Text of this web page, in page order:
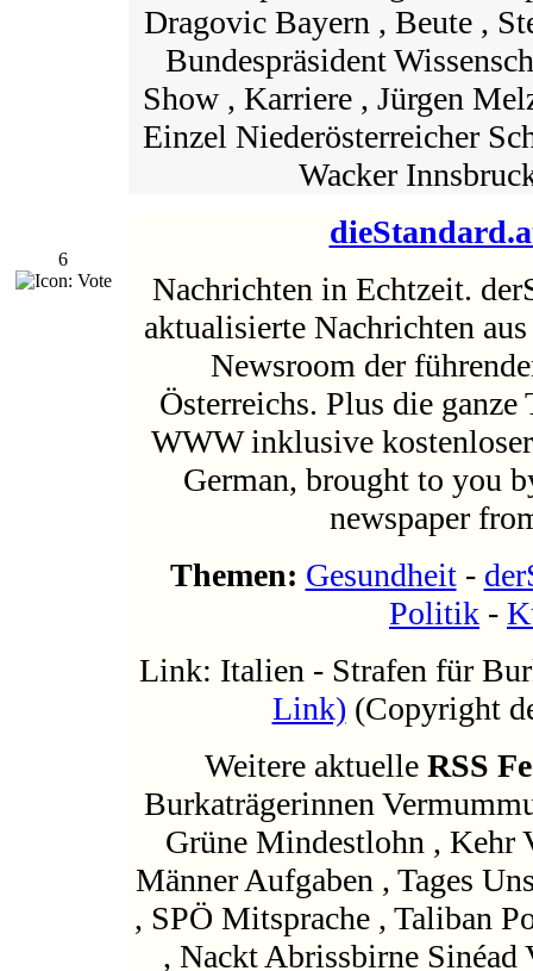
Dragovic Bayern , Beute ,
Bundespräsident
Show , Karriere , Jürgen
Einzel Niederösterreicher
Wacker
6
Nachrichten in Echtzeit.
aktualisierte Nachrichten
Newsroom der
Österreichs. Plus die
WWW inklusive
German, brought to you
newspaper
Themen: Gesundheit-
Politik -
Link: Italien - Strafen für
Link) (Copyright
Weitere aktuelle RSS
Burkaträgerinnen
Grüne Mindestlohn , Kehr
Männer Aufgaben , Tages
, SPÖ Mitsprache , Taliban
, Nackt Abrissbirne Sinéad